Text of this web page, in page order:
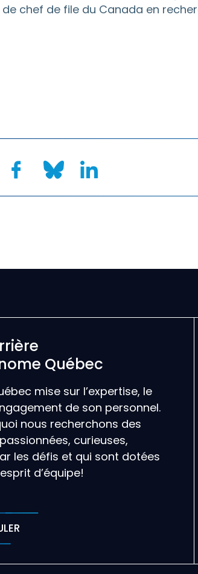
chef de file du Canada en
Québec
mise sur l’expertise, le
de son personnel.
nous recherchons des
curieuses,
les défis et qui sont dotées
d’équipe!